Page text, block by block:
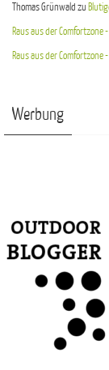
Thomas Grünwald zu
Raus aus der
Raus aus der
Werbung